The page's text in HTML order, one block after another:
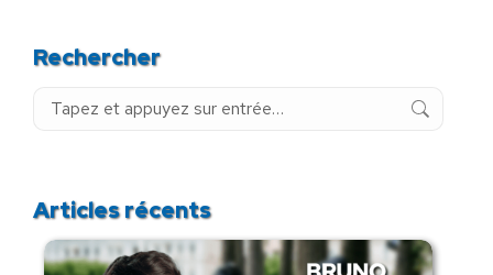
Rechercher
Recherche
Articles récents